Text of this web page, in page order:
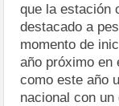
que la estación
destacado a
momento de
año próximo en
como este año
nacional con